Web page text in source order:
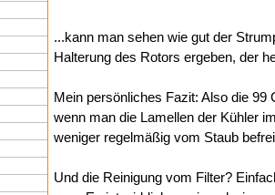
...kann man sehen wie gut der
Halterung des Rotors ergeben, der
Mein persönliches Fazit: Also die 99
wenn man die Lamellen der Kühler
weniger regelmäßig vom Staub
Und die Reinigung vom Filter?